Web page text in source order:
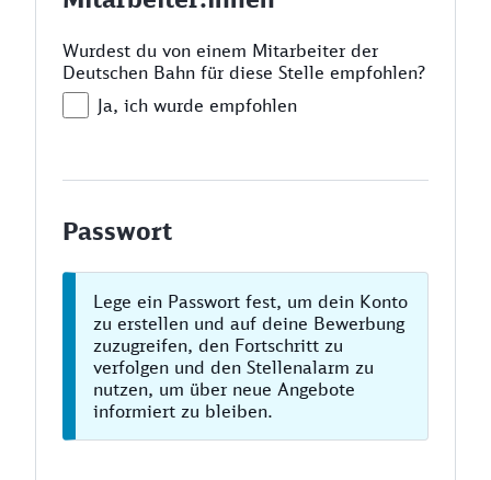
Wurdest du von einem Mitarbeiter der
Deutschen Bahn für diese Stelle empfohlen?
Ja, ich wurde empfohlen
Passwort
Lege ein Passwort fest, um dein Konto
zu erstellen und auf deine Bewerbung
zuzugreifen, den Fortschritt zu
verfolgen und den Stellenalarm zu
nutzen, um über neue Angebote
informiert zu bleiben.